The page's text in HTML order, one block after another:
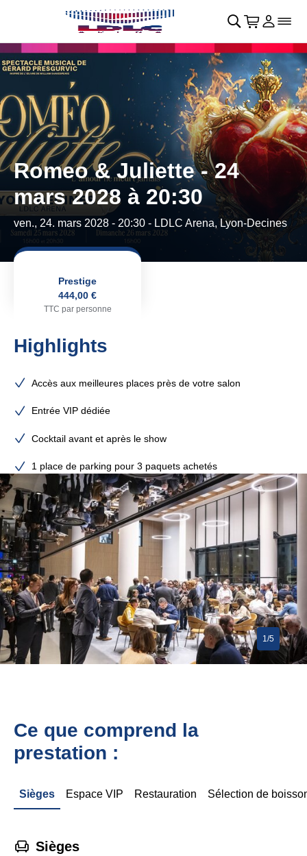
Retour au menu principal􀄫
􀊫 Cart
􀍩 Se
􀉩􀌇
Romeo & Juliette - 24
mars 2028 à 20:30
ven., 24. mars 2028 - 20:30 - LDLC Arena, Lyon-Decines
Prestige
444,00 €
TTC par personne
Highlights
Accès aux meilleures places près de votre salon
Entrée VIP dédiée
Cocktail avant et après le show
1 place de parking pour 3 paquets achetés
1/5
Ce que comprend la
prestation :
Sièges Espace VIP Restauration Sélection de
􁐴 Sièges